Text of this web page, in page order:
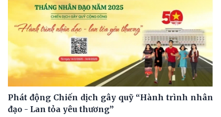
Phát động Chiến dịch gây quỹ “Hành trình nhân
đạo - Lan tỏa yêu thương”